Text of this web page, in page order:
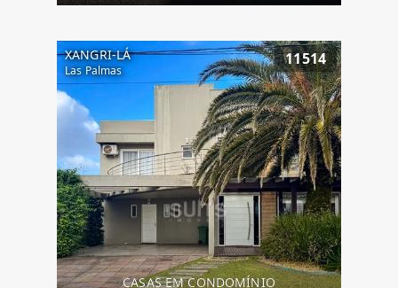
XANGRI-LÁ
Las Palmas
11514
CASAS EM CONDOMÍNIO